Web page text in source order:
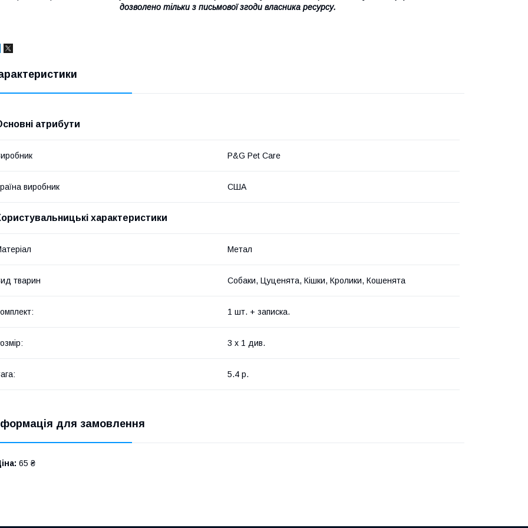
дозволено тільки з письмової згоди власника ресурсу.
атрибути
P&G Pet Care
виробник США
характеристики
Метал
тварин Собаки, Цуценята, Кішки, Кролики, Кошенята
1 шт. + записка.
3 х 1 див.
5.4 р.
для замовлення
65 ₴